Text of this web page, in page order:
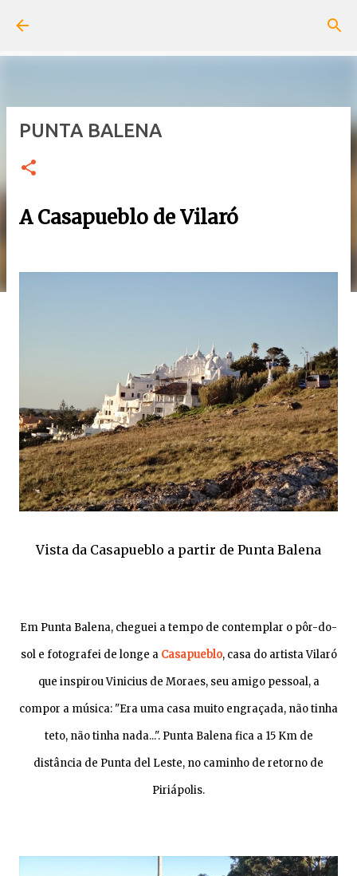
PUNTA BALENA
A Casapueblo de Vilaró
Vista da Casapueblo a partir de Punta Balena
Em Punta Balena, cheguei a tempo de contemplar o pôr-do-
sol e fotografei de longe a Casapueblo, casa do artista Vilaró
que inspirou Vinicius de Moraes, seu amigo pessoal, a
compor a música: "Era uma casa muito engraçada, não tinha
teto, não tinha nada...". Punta Balena fica a 15 Km de
distância de Punta del Leste, no caminho de retorno de
Piriápolis.